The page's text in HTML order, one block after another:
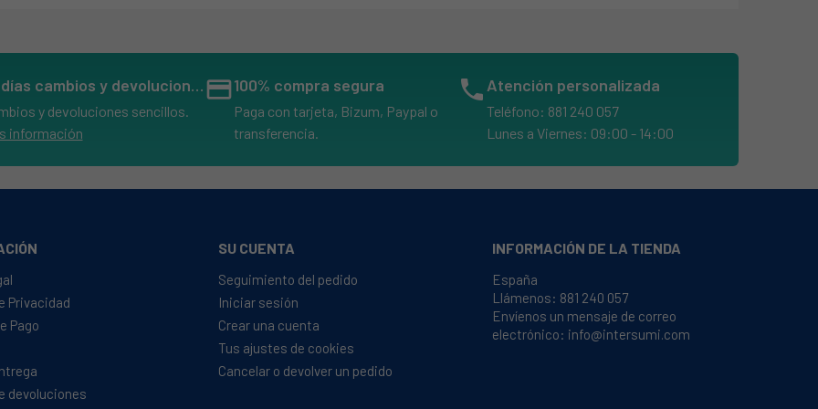
14 días cambios y devoluciones
y devoluciones sencillos.
información
credit_card100% compra segura
Paga con tarjeta, Bizum, Paypal o
transferencia.
phone Atención personalizada
Teléfono: 881 240 057
Lunes a Viernes: 09:00 - 14:00
Privacidad
Pago
devoluciones
SU CUENTA
Seguimiento del pedido
Iniciar sesión
Crear una cuenta
Tus ajustes de cookies
Cancelar o devolver un pedido
INFORMACIÓN DE LA TIENDA
España
Llámenos: 881 240 057
Envíenos un mensaje de correo
electrónico: info@intersumi.com